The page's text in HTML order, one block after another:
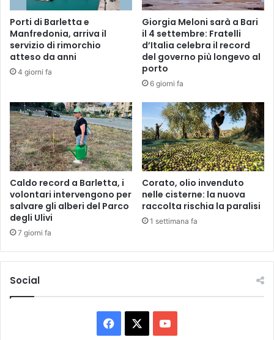
a
l
b
m
d
i
C
u
p
i
d
o
o
n
e
Porti di Barletta e
Manfredonia, arriva il
servizio di rimorchio
atteso da anni
4 giorni fa
Giorgia Meloni sarà a Bari
il 4 settembre: Fratelli
d’Italia celebra il record
del governo più longevo al
porto
6 giorni fa
Caldo record a Barletta, i
volontari intervengono per
salvare gli alberi del Parco
degli Ulivi
7 giorni fa
Corato, olio invenduto
nelle cisterne: la nuova
raccolta rischia la paralisi
1 settimana fa
Social